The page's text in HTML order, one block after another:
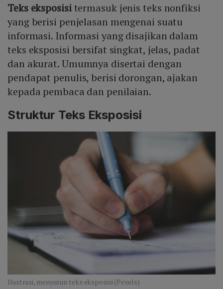
Teks eksposisitermasuk jenis teks nonfiksi
yang berisi penjelasan mengenai suatu
informasi. Informasi yang disajikan dalam
teks eksposisi bersifat singkat, jelas, padat
dan akurat. Umumnya disertai dengan
pendapat penulis, berisi dorongan, ajakan
kepada pembaca dan penilaian.
Struktur Teks Eksposisi
Ilustrasi, menyusun teks eksposisi (Pexels)